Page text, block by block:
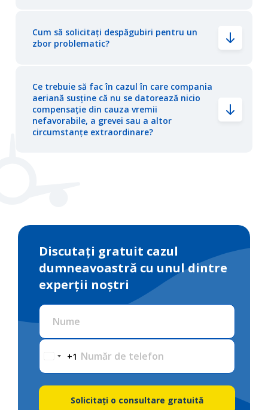
Cum să solicitați despăgubiri pentru un
zbor problematic?
Ce trebuie să fac în cazul în care compania
aeriană susține că nu se datorează nicio
compensație din cauza vremii
nefavorabile, a grevei sau a altor
circumstanțe extraordinare?
Discutați gratuit cazul
dumneavoastră cu unul dintre
experții noștri
Nume
Număr de telefon
+1
Solicitați o consultare gratuită